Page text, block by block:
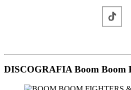
DISCOGRAFIA Boom Boom